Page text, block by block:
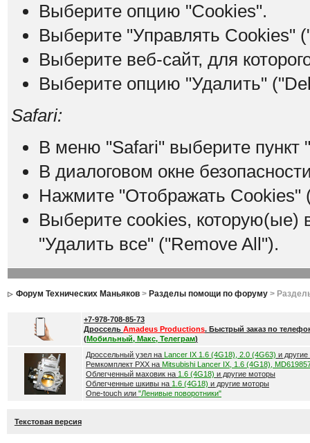
Выберите опцию "Cookies".
Выберите "Управлять Cookies"
Выберите веб-сайт, для
Выберите опцию "Удалить"
Safari:
В меню "Safari" выберите пункт
В диалоговом окне
Нажмите "Отображать Cookies"
Выберите cookies, которую(ые)
"Удалить все" ("Remove All").
Форум Технических Маньяков> Разделы помощи по форуму>
+7-978-708-85-73
Дроссель Amadeus Productions. Быстрый заказ по
(Мобильный, Макс, Телеграм)
Дроссельный узел на Lancer IX 1.6 (4G18), 2.0 (4G63) и
Ремкомплект РХХ на Mitsubishi Lancer IX, 1.6 (4G18),
Облегченный маховик на 1.6 (4G18) и другие моторы
Облегченные шкивы на 1.6 (4G18) и другие моторы
One-touch или "Ленивые поворотники"
Текстовая версия